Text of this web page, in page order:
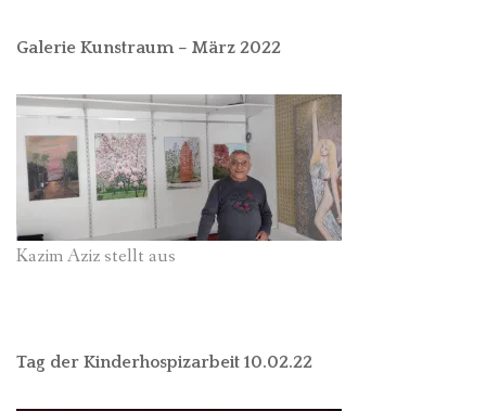
Galerie Kunstraum – März 2022
Kazim Aziz stellt aus
Tag der Kinderhospizarbeit 10.02.22